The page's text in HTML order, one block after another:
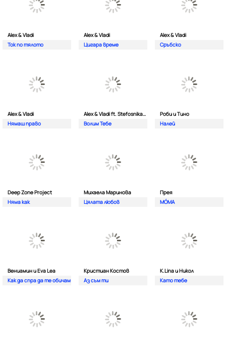
Alex & Vladi
Ток по тялото
Alex & Vladi
Цигара време
Alex & Vladi
Сръбско
Alex & Vladi
Нямаш право
Alex & Vladi ft. Stefosnikat Ot Nos
Волим Тебе
Роби и Тино
Налей
Deep Zone Project
Няма как
Михаела Маринова
Цялата любов
Прея
MÓMA
Вениамин и Eva Lea
Как да спра да те обичам
Кристиан Костов
Аз съм ти
K.Lina и Никол
Като тебе